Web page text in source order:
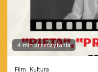
4 min przeczytania
Film Kultura